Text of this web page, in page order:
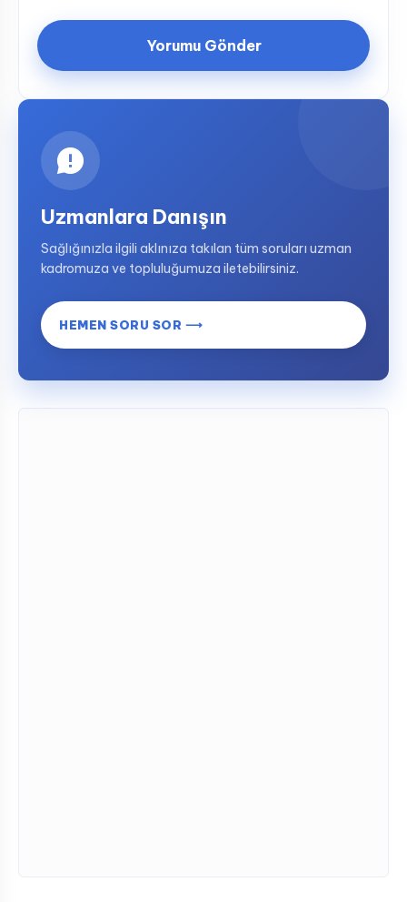
Uzmanlara Danışın
Sağlığınızla ilgili aklınıza takılan tüm soruları uzman
kadromuza ve topluluğumuza iletebilirsiniz.
HEMEN SORU SOR ⟶